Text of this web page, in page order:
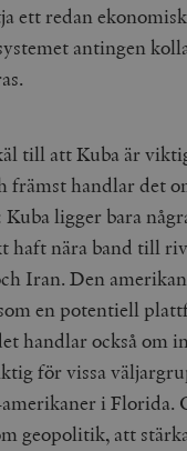
ett redan
antingen
till att Kuba är
främst handlar det
ligger bara
haft nära band till
Iran. Den
en potentiell
handlar också om
för vissa
i Florida.
geopolitik, att